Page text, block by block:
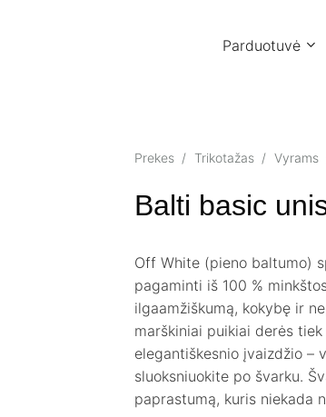
Parduotuvė
Prekes / Trikotažas / Vyrams
Balti basic
Off White (pieno baltumo)
pagaminti iš 100 %
ilgaamžiškumą, kokybę ir
marškiniai puikiai derės
elegantiškesnio įvaizdžio –
sluoksniuokite po švarku.
paprastumą, kuris niekada